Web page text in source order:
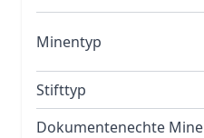
Minentyp
Stifttyp
Dokumentenechte Mine